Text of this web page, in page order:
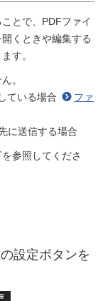
とで、PDFファイ
くときや編集する
す。
。
ている場合
ファ
に送信する場合
参照してくださ
設定ボタンを